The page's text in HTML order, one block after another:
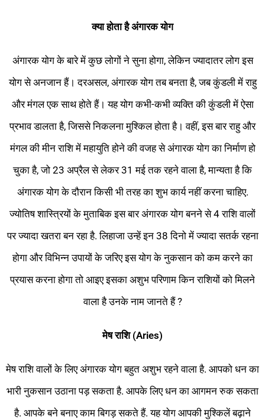
क्या होता है अंगारक योग
अंगारक योग के बारे में कुछ लोगों ने सुना होगा, लेकिन ज्यादातर लोग इस
योग से अनजान हैं। दरअसल, अंगारक योग तब बनता है, जब कुंडली में राहु
और मंगल एक साथ होते हैं। यह योग कभी-कभी व्यक्ति की कुंडली में ऐसा
प्रभाव डालता है, जिससे निकलना मुश्किल होता है। वहीं, इस बार राहु और
मंगल की मीन राशि में महायुति होने की वजह से अंगारक योग का निर्माण हो
चुका है, जो 23 अप्रैल से लेकर 31 मई तक रहने वाला है, मान्यता है कि
अंगारक योग के दौरान किसी भी तरह का शुभ कार्य नहीं करना चाहिए.
ज्योतिष शास्त्रियों के मुताबिक इस बार अंगारक योग बनने से 4 राशि वालों
पर ज्यादा खतरा बन रहा है. लिहाजा उन्हें इन 38 दिनो में ज्यादा सतर्क रहना
होगा और विभिन्न उपायों के जरिए इस योग के नुकसान को कम करने का
प्रयास करना होगा तो आइए इसका अशुभ परिणाम किन राशियों को मिलने
वाला है उनके नाम जानते हैं ?
मेष राशि (Aries)
मेष राशि वालों के लिए अंगारक योग बहुत अशुभ रहने वाला है. आपको धन का
भारी नुकसान उठाना पड़ सकता है. आपके लिए धन का आगमन रुक सकता
है. आपके बने बनाए काम बिगड़ सकते हैं. यह योग आपकी मुश्किलें बढ़ाने